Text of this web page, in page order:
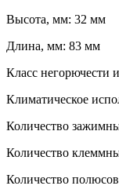
Высота, мм: 32 мм
Длина, мм: 83 мм
Класс негорючести
Климатическое
Количество
Количество
Количество